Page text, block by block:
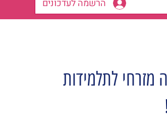
הרשמה לעדכונים
מזרחי לתלמידות